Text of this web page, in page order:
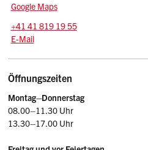
Google Maps
Tel.:
+41 41 819 19 55
E-Mail: sonderpaedagogik.avs
E-Mail
Öffnungszeiten
Montag–Donnerstag
08.00–11.30 Uhr
13.30–17.00 Uhr